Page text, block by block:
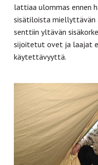
lattiaa ulommas ennen
sisätiloista miellyttävän
senttiin yltävän
sijoitetut ovet ja laajat
käytettävyyttä.